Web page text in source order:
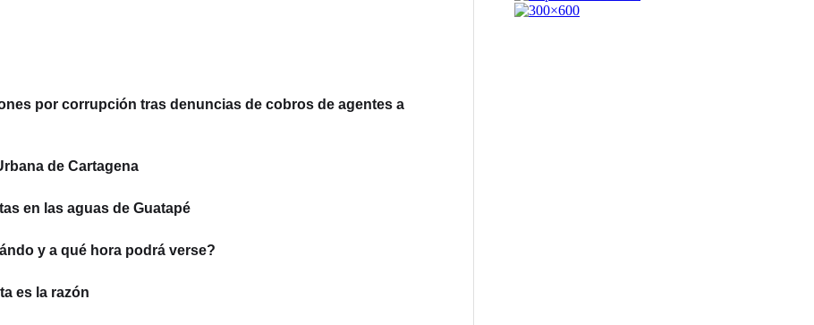
por corrupción tras denuncias de cobros de agentes a
de Cartagena
en las aguas de Guatapé
y a qué hora podrá verse?
es la razón